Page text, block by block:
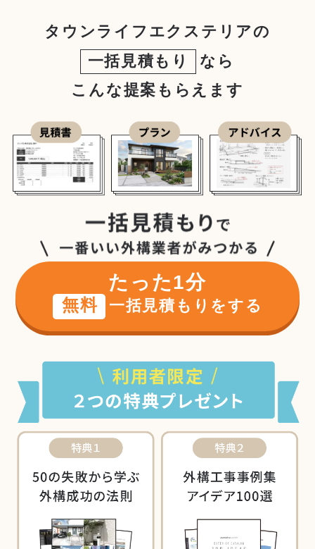
タウンライフエクステリアの
一括見積もり
なら
こんな提案もらえます
たった1分
無料 一括見積もりをする